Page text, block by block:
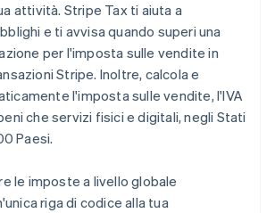
attività. Stripe Tax ti aiuta a
e ti avvisa quando superi una
per l'imposta sulle vendite in
Stripe. Inoltre, calcola e
l'imposta sulle vendite, l'IVA
che servizi fisici e digitali, negli Stati
Paesi.
le imposte a livello globale
riga di codice alla tua